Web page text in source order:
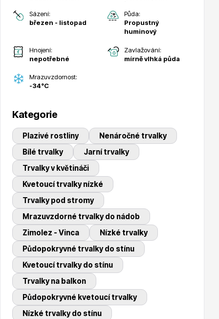
Trvalky
Bylinky do kuchyně
Živé ploty
Ovocné stromy
Sázení:
březen - listopad
Půda:
Propustný
huminový
Hnojení:
nepotřebné
Zavlažování:
mírně vlhká půda
Mrazuvzdornost:
-34°C
Kategorie
Plazivé rostliny
Nenáročné trvalky
Bílé trvalky
Jarní trvalky
Trvalky v květináči
Kvetoucí trvalky nízké
Trvalky pod stromy
Mrazuvzdorné trvalky do nádob
Zimolez - Vinca
Nízké trvalky
Půdopokryvné trvalky do stínu
Kvetoucí trvalky do stínu
Trvalky na balkon
Půdopokryvné kvetoucí trvalky
Nízké trvalky do stínu